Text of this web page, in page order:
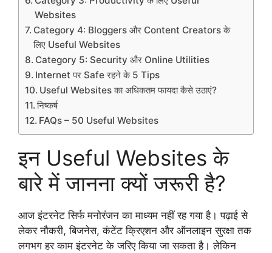
Websites
Category 4: Bloggers और Content Creators के
लिए Useful Websites
Category 5: Security और Online Utilities
Internet पर Safe रहने के 5 Tips
Useful Websites का अधिकतम फायदा कैसे उठाएं?
निष्कर्ष
FAQs – 50 Useful Websites
इन Useful Websites के
बारे में जानना क्यों जरूरी है?
आज इंटरनेट सिर्फ मनोरंजन का माध्यम नहीं रह गया है। पढ़ाई से
लेकर नौकरी, बिजनेस, कंटेंट क्रिएशन और ऑनलाइन सुरक्षा तक
लगभग हर काम इंटरनेट के जरिए किया जा सकता है। लेकिन